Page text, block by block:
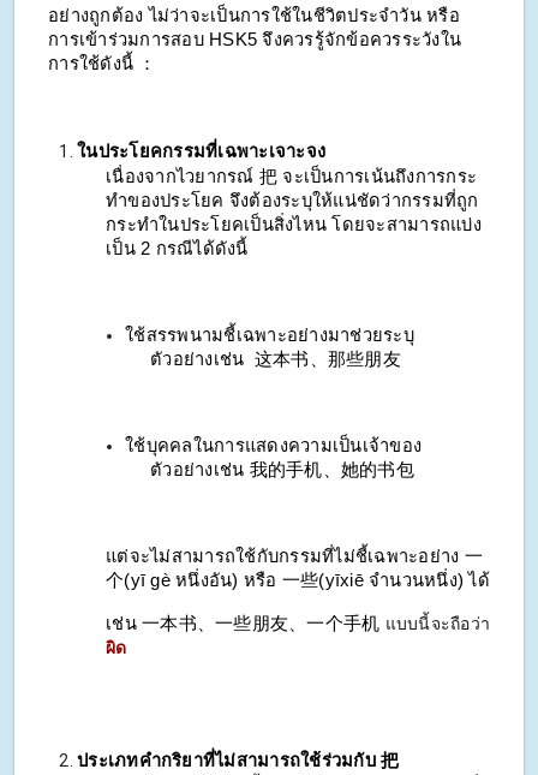
อย่างถูกต้อง ไม่ว่าจะเป็นการใช้ในชีวิตประจำวัน หรือ
การเข้าร่วมการสอบ HSK5 จึงควรรู้จักข้อควรระวังใน
การใช้ดังนี้ ：
ในประโยคกรรมที่เฉพาะเจาะจง
เนื่องจากไวยากรณ์ 把 จะเป็นการเน้นถึงการกระ
ทำของประโยค จึงต้องระบุให้แน่ชัดว่ากรรมที่ถูก
กระทำในประโยคเป็นสิ่งไหน โดยจะสามารถแบ่ง
เป็น 2 กรณีได้ดังนี้
ใช้สรรพนามชี้เฉพาะอย่างมาช่วยระบุ
ตัวอย่างเช่น 这本书、那些朋友
ใช้บุคคลในการแสดงความเป็นเจ้าของ
ตัวอย่างเช่น 我的手机、她的书包
แต่จะไม่สามารถใช้กับกรรมที่ไม่ชี้เฉพาะอย่าง 一
个(yī gè หนึ่งอัน) หรือ 一些(yīxiē จำนวนหนึ่ง) ได้
เช่น 一本书、一些朋友、一个手机 แบบนี้จะถือว่า
ผิด
ประเภทคำกริยาที่ไม่สามารถใช้ร่วมกับ 把